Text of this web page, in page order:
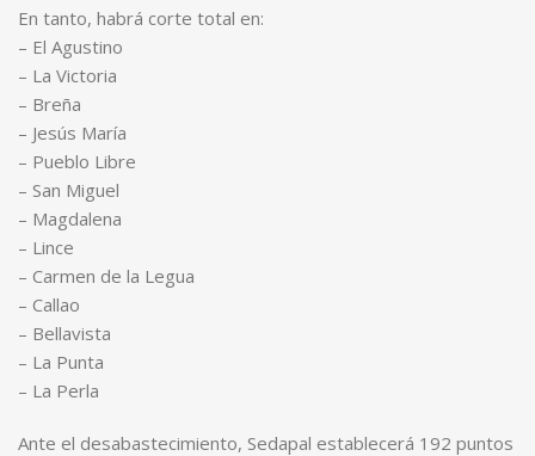
En tanto, habrá corte total en:
– El Agustino
– La Victoria
– Breña
– Jesús María
– Pueblo Libre
– San Miguel
– Magdalena
– Lince
– Carmen de la Legua
– Callao
– Bellavista
– La Punta
– La Perla
Ante el desabastecimiento, Sedapal establecerá 192 puntos